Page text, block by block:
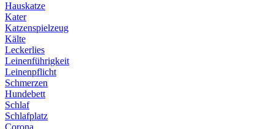
Hauskatze
Kater
Katzenspielzeug
Kälte
Leckerlies
Leinenführigkeit
Leinenpflicht
Schmerzen
Hundebett
Schlaf
Schlafplatz
Corona